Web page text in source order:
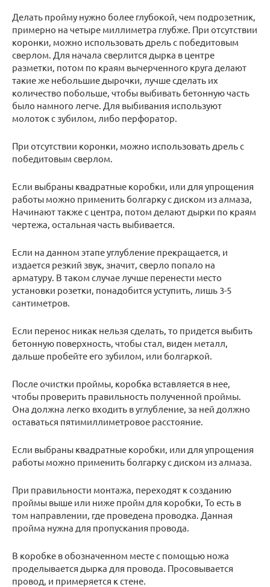
Делать пройму нужно более глубокой, чем подрозетник,
примерно на четыре миллиметра глубже. При отсутствии
коронки, можно использовать дрель с победитовым
сверлом. Для начала сверлится дырка в центре
разметки, потом по краям вычерченного круга делают
такие же небольшие дырочки, лучше сделать их
количество побольше, чтобы выбивать бетонную часть
было намного легче. Для выбивания используют
молоток с зубилом, либо перфоратор.
При отсутствии коронки, можно использовать дрель с
победитовым сверлом.
Если выбраны квадратные коробки, или для упрощения
работы можно применить болгарку с диском из алмаза,
Начинают также с центра, потом делают дырки по краям
чертежа, остальная часть выбивается.
Если на данном этапе углубление прекращается, и
издается резкий звук, значит, сверло попало на
арматуру. В таком случае лучше перенести место
установки розетки, понадобится уступить, лишь 3-5
сантиметров.
Если перенос никак нельзя сделать, то придется выбить
бетонную поверхность, чтобы стал, виден металл,
дальше пробейте его зубилом, или болгаркой.
После очистки проймы, коробка вставляется в нее,
чтобы проверить правильность полученной проймы.
Она должна легко входить в углубление, за ней должно
оставаться пятимиллиметровое расстояние.
Если выбраны квадратные коробки, или для упрощения
работы можно применить болгарку с диском из алмаза.
При правильности монтажа, переходят к созданию
проймы выше или ниже пройм для коробки, То есть в
том направлении, где проведена проводка. Данная
пройма нужна для пропускания провода.
В коробке в обозначенном месте с помощью ножа
проделывается дырка для провода. Просовывается
провод, и примеряется к стене.